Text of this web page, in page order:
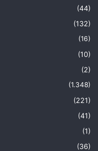
(44)
(132)
(16)
(10)
(2)
(1.348)
(221)
(41)
(1)
(36)